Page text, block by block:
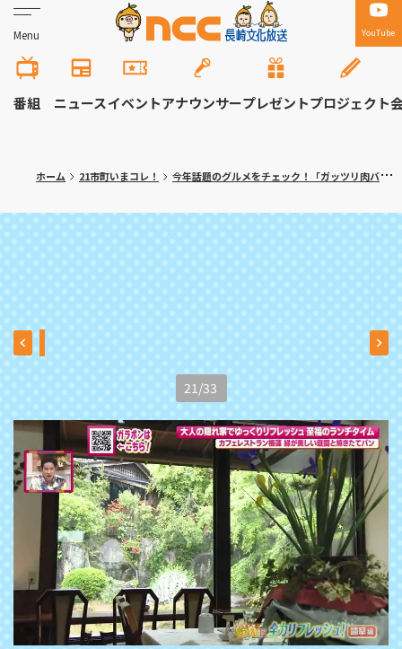
Menu YouTube
番組 ニュースイベントアナウンサープレゼントプロジェクト
ホーム 21市町いまコレ！ 今年話題のグルメをチェック！「ガッツリ肉バーガー」「焼きたて自家製パン＆ハンバーグ」がランクイン【2025年人気記事ランキング 9位・10位】
21/33